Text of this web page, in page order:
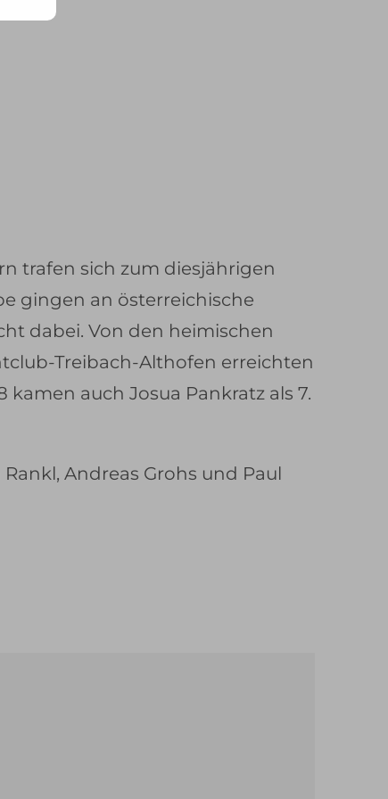
trafen sich zum diesjährigen
gingen an österreichische
dabei. Von den heimischen
Treibach-Althofen erreichten
kamen auch Josua Pankratz als 7.
Andreas Grohs und Paul